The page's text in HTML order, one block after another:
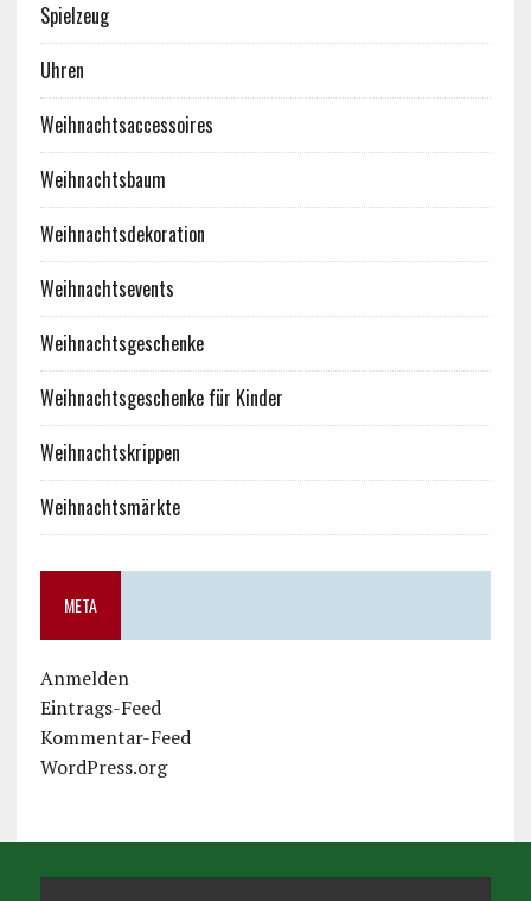
Spielzeug
Uhren
Weihnachtsaccessoires
Weihnachtsbaum
Weihnachtsdekoration
Weihnachtsevents
Weihnachtsgeschenke
Weihnachtsgeschenke für Kinder
Weihnachtskrippen
Weihnachtsmärkte
META
Anmelden
Eintrags-Feed
Kommentar-Feed
WordPress.org